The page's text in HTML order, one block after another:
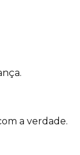
a verdade.